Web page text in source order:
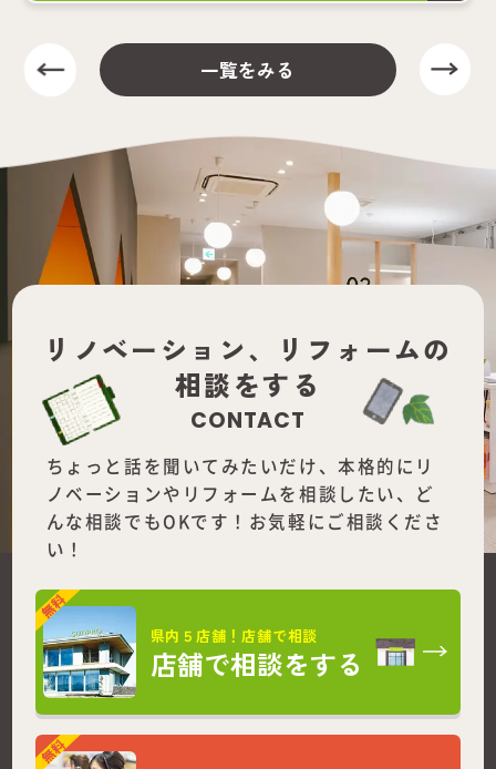
一覧をみる
リノベーション、
リフォームの
相談をする
CONTACT
ちょっと話を聞いてみたいだけ、本格的にリ
ノベーションやリフォームを相談したい、ど
んな相談でもOKです！お気軽にご相談くださ
い！
県内５店舗！店舗で相談
店舗で相談をする